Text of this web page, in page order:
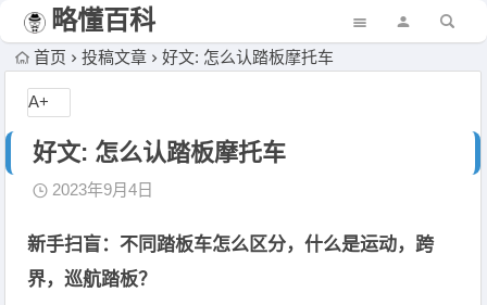
略懂百科
首页 投稿文章 好文: 怎么认踏板摩托车
好文: 怎么认踏板摩托车
2023年9月4日
新手扫盲：不同踏板车怎么区分，什么是运动，跨
界，巡航踏板？
A+